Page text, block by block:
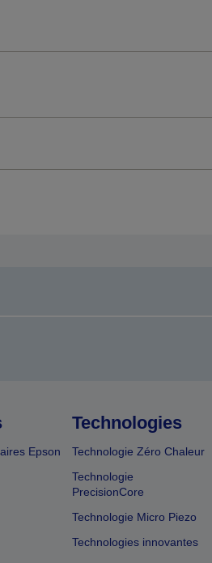
Epson
Technologies
Technologie Zéro Chaleur
Technologie
PrecisionCore
Technologie Micro Piezo
Technologies innovantes